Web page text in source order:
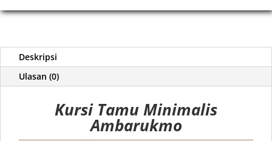
Deskripsi
Ulasan (0)
Kursi Tamu Minimalis
Ambarukmo